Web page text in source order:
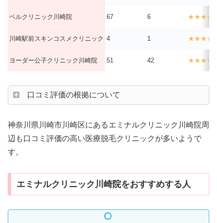
ベルクリニック川崎院 67 6
川崎駅前スキンコスメクリニック 4 1
ヨーダー公子クリニック川崎院 51 42
口コミ評価の根拠について
神奈川県川崎市川崎区にあるエミナルクリニック川崎院周
辺も口コミ評価の高い医療脱毛クリニックが多いようで
す。
エミナルクリニック川崎院をおすすめする人